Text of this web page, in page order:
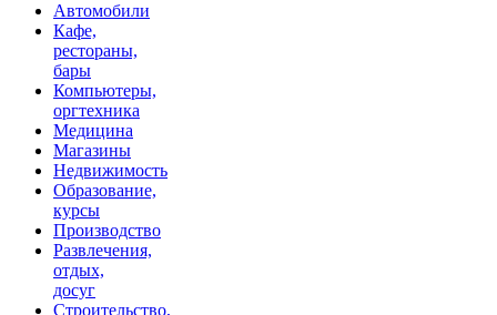
Автомобили
Кафе,
рестораны,
бары
Компьютеры,
оргтехника
Медицина
Магазины
Недвижимость
Образование,
курсы
Производство
Развлечения,
отдых,
досуг
Строительство,